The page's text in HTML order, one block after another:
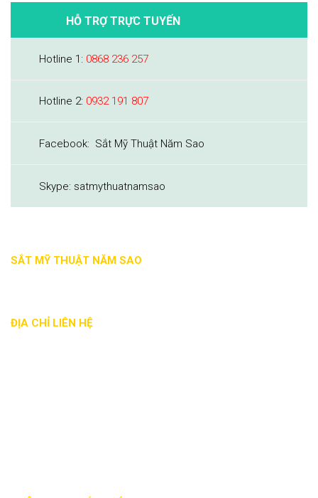
HỖ TRỢ TRỰC TUYẾN
Hotline 1: 0868 236 257
Hotline 2: 0932 191 807
Facebook: Sắt Mỹ Thuật Năm Sao
Skype: satmythuatnamsao
SẮT MỸ THUẬT NĂM SAO
ĐỊA CHỈ LIÊN HỆ